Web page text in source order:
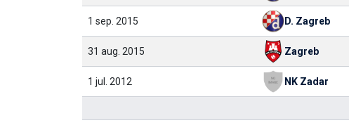
1 sep. 2015 D. Zagreb
31 aug. 2015 Zagreb
1 jul. 2012 NK Zadar